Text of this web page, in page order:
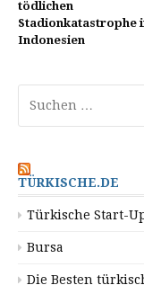
tödlichen
Stadionkatastrophe
Indonesien
nach:
TÜRKISCHE.DE
Türkische Start-
Bursa
Die Besten